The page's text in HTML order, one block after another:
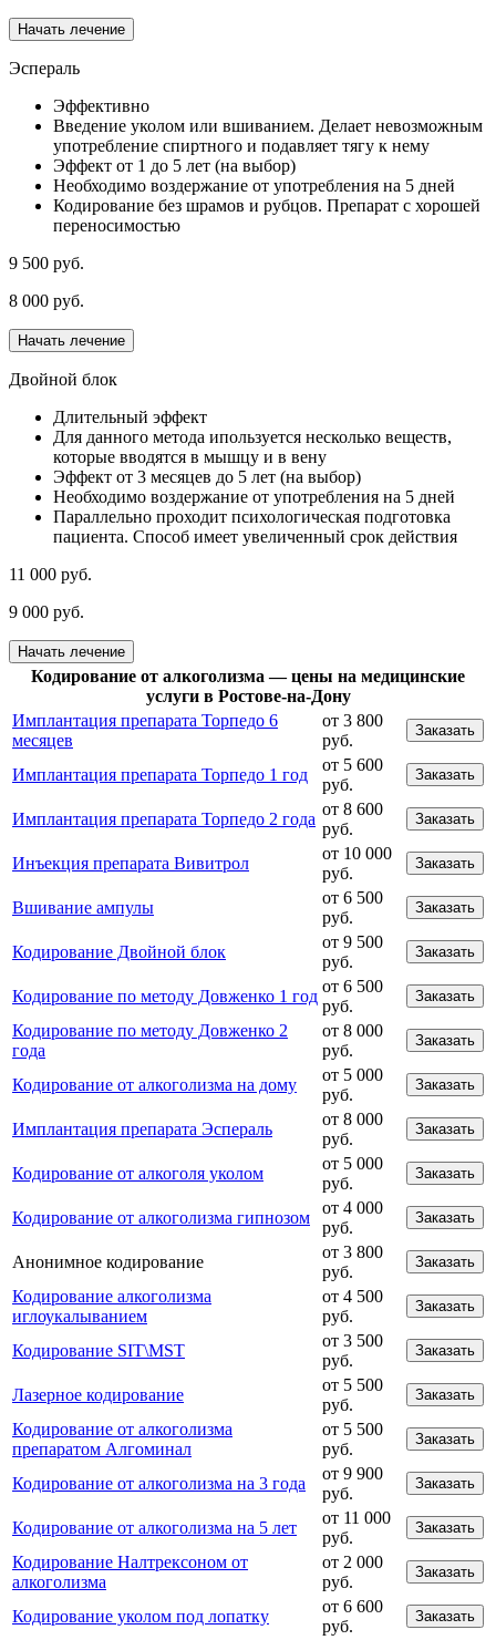
Начать лечение
Эспераль
Эффективно
Введение уколом или вшиванием. Делает невозможным
употребление спиртного и подавляет тягу к нему
Эффект от 1 до 5 лет (на выбор)
Необходимо воздержание от употребления на 5 дней
Кодирование без шрамов и рубцов. Препарат с хорошей
переносимостью
9 500 руб.
8 000 руб.
Начать лечение
Двойной блок
Длительный эффект
Для данного метода ипользуется несколько веществ,
которые вводятся в мышцу и в вену
Эффект от 3 месяцев до 5 лет (на выбор)
Необходимо воздержание от употребления на 5 дней
Параллельно проходит психологическая подготовка
пациента. Способ имеет увеличенный срок действия
11 000 руб.
9 000 руб.
Начать лечение
Кодирование от алкоголизма — цены на медицинские
услуги в Ростове-на-Дону
Имплантация препарата Торпедо 6
месяцев
от 3 800
руб.
Заказать
Имплантация препарата Торпедо 1 год
от 5 600
руб.
Заказать
Имплантация препарата Торпедо 2 года
от 8 600
руб.
Заказать
Инъекция препарата Вивитрол
от 10 000
руб.
Заказать
Вшивание ампулы
от 6 500
руб.
Заказать
Кодирование Двойной блок
от 9 500
руб.
Заказать
Кодирование по методу Довженко 1 год
от 6 500
руб.
Заказать
Кодирование по методу Довженко 2
года
от 8 000
руб.
Заказать
Кодирование от алкоголизма на дому
от 5 000
руб.
Заказать
Имплантация препарата Эспераль
от 8 000
руб.
Заказать
Кодирование от алкоголя уколом
от 5 000
руб.
Заказать
Кодирование от алкоголизма гипнозом
от 4 000
руб.
Заказать
Анонимное кодирование
от 3 800
руб.
Заказать
Кодирование алкоголизма
иглоукалыванием
от 4 500
руб.
Заказать
Кодирование SIT\MST
от 3 500
руб.
Заказать
Лазерное кодирование
от 5 500
руб.
Заказать
Кодирование от алкоголизма
препаратом Алгоминал
от 5 500
руб.
Заказать
Кодирование от алкоголизма на 3 года
от 9 900
руб.
Заказать
Кодирование от алкоголизма на 5 лет
от 11 000
руб.
Заказать
Кодирование Налтрексоном от
алкоголизма
от 2 000
руб.
Заказать
Кодирование уколом под лопатку
от 6 600
руб.
Заказать